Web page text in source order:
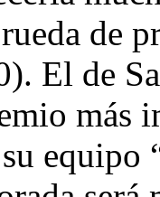
de
El de
más
equipo